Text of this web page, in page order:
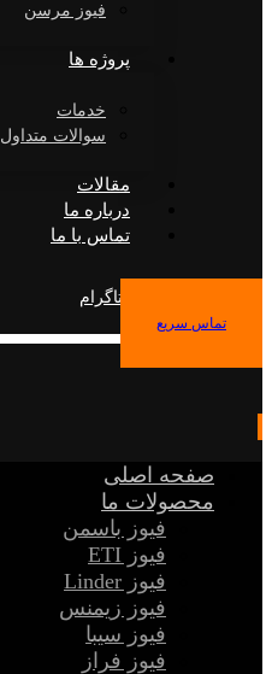
فیوز مرسن
پروژه ها
خدمات
سوالات متداول
مقالات
درباره ما
تماس با ما
اینستاگرام
تماس سریع
صفحه اصلی
محصولات ما
فیوز باسمن
فیوز ETI
فیوز Linder
فیوز زیمنس
فیوز سیبا
فیوز فراز